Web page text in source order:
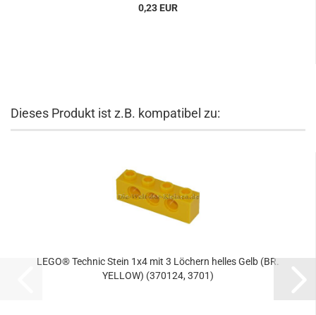
0,23 EUR
Dieses Produkt ist z.B. kompatibel zu:
LEGO® Technic Stein 1x4 mit 3 Löchern helles Gelb (BR.
YELLOW) (370124, 3701)